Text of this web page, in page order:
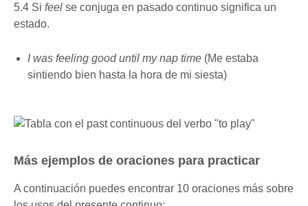
5.4 Si feel se conjuga en pasado continuo significa un
estado.
I was feeling good until my nap time (Me estaba
sintiendo bien hasta la hora de mi siesta)
Más ejemplos de oraciones para practicar
A continuación puedes encontrar 10 oraciones más sobre